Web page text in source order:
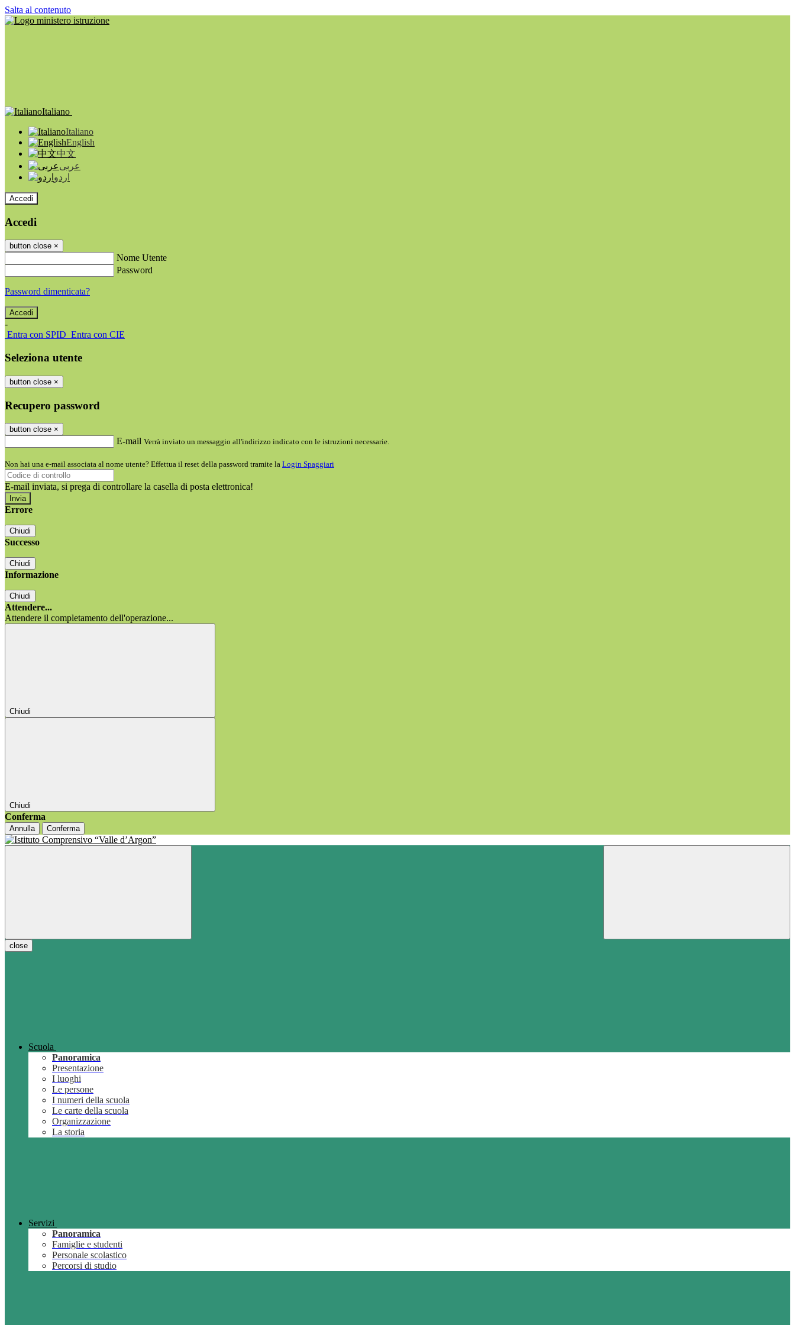
Salta al contenuto
Italiano
Italiano
English
中文
عربى
اردو
Accedi
Accedi
button close ×
Nome Utente
Password
Password dimenticata?
-
Entra con SPID Entra con CIE
Seleziona utente
button close ×
Recupero password
button close ×
E-mail Verrà inviato un messaggio all'indirizzo indicato con le istruzioni necessarie.
Non hai una e-mail associata al nome utente? Effettua il reset della password tramite la Login Spaggiari
E-mail inviata, si prega di controllare la casella di posta elettronica!
Errore
Chiudi
Successo
Chiudi
Informazione
Chiudi
Attendere...
Attendere il completamento dell'operazione...
Chiudi
Chiudi
Conferma
Annulla Conferma
close
Scuola
Panoramica
Presentazione
I luoghi
Le persone
I numeri della scuola
Le carte della scuola
Organizzazione
La storia
Servizi
Panoramica
Famiglie e studenti
Personale scolastico
Percorsi di studio